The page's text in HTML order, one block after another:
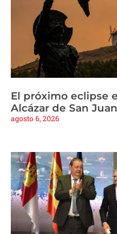
El próximo eclipse
Alcázar de San Juan
agosto 6, 2026